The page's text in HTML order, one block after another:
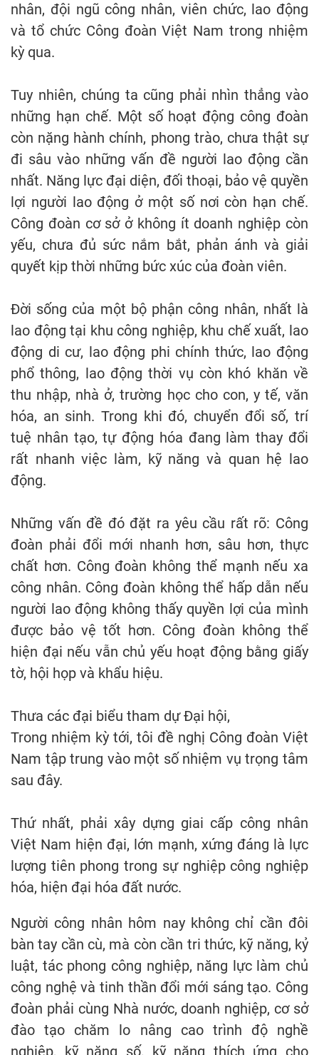
nhân, đội ngũ công nhân, viên chức, lao động
và tổ chức Công đoàn Việt Nam trong nhiệm
kỳ qua.
Tuy nhiên, chúng ta cũng phải nhìn thẳng vào
những hạn chế. Một số hoạt động công đoàn
còn nặng hành chính, phong trào, chưa thật sự
đi sâu vào những vấn đề người lao động cần
nhất. Năng lực đại diện, đối thoại, bảo vệ quyền
lợi người lao động ở một số nơi còn hạn chế.
Công đoàn cơ sở ở không ít doanh nghiệp còn
yếu, chưa đủ sức nắm bắt, phản ánh và giải
quyết kịp thời những bức xúc của đoàn viên.
Đời sống của một bộ phận công nhân, nhất là
lao động tại khu công nghiệp, khu chế xuất, lao
động di cư, lao động phi chính thức, lao động
phổ thông, lao động thời vụ còn khó khăn về
thu nhập, nhà ở, trường học cho con, y tế, văn
hóa, an sinh. Trong khi đó, chuyển đổi số, trí
tuệ nhân tạo, tự động hóa đang làm thay đổi
rất nhanh việc làm, kỹ năng và quan hệ lao
động.
Những vấn đề đó đặt ra yêu cầu rất rõ: Công
đoàn phải đổi mới nhanh hơn, sâu hơn, thực
chất hơn. Công đoàn không thể mạnh nếu xa
công nhân. Công đoàn không thể hấp dẫn nếu
người lao động không thấy quyền lợi của mình
được bảo vệ tốt hơn. Công đoàn không thể
hiện đại nếu vẫn chủ yếu hoạt động bằng giấy
tờ, hội họp và khẩu hiệu.
Thưa các đại biểu tham dự Đại hội,
Trong nhiệm kỳ tới, tôi đề nghị Công đoàn Việt
Nam tập trung vào một số nhiệm vụ trọng tâm
sau đây.
Thứ nhất, phải xây dựng giai cấp công nhân
Việt Nam hiện đại, lớn mạnh, xứng đáng là lực
lượng tiên phong trong sự nghiệp công nghiệp
hóa, hiện đại hóa đất nước.
Người công nhân hôm nay không chỉ cần đôi
bàn tay cần cù, mà còn cần tri thức, kỹ năng, kỷ
luật, tác phong công nghiệp, năng lực làm chủ
công nghệ và tinh thần đổi mới sáng tạo. Công
đoàn phải cùng Nhà nước, doanh nghiệp, cơ sở
đào tạo chăm lo nâng cao trình độ nghề